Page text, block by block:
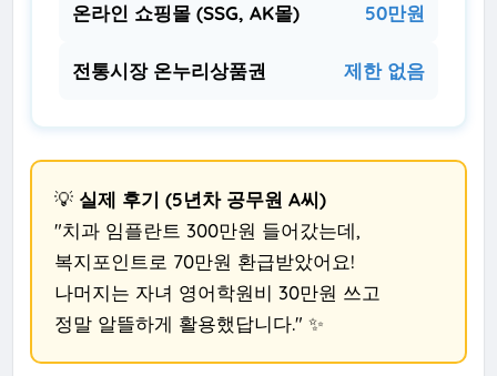
온라인 쇼핑몰 (SSG, AK몰) 50만원
전통시장 온누리상품권 제한 없음
💡 실제 후기 (5년차 공무원 A씨)
"치과 임플란트 300만원 들어갔는데,
복지포인트로 70만원 환급받았어요!
나머지는 자녀 영어학원비 30만원 쓰고
정말 알뜰하게 활용했답니다." ✨